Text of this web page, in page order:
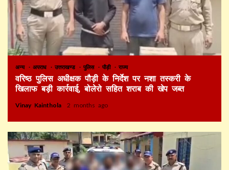
अन्य अपराध उत्तराखण्ड पुलिस पौड़ी राज्य
वरिष्ठ पुलिस अधीक्षक पौड़ी के निर्देश पर नशा तस्करी के
खिलाफ बड़ी कार्रवाई, बोलेरो सहित शराब की खेप जब्त
Vinay Kainthola 2 months ago